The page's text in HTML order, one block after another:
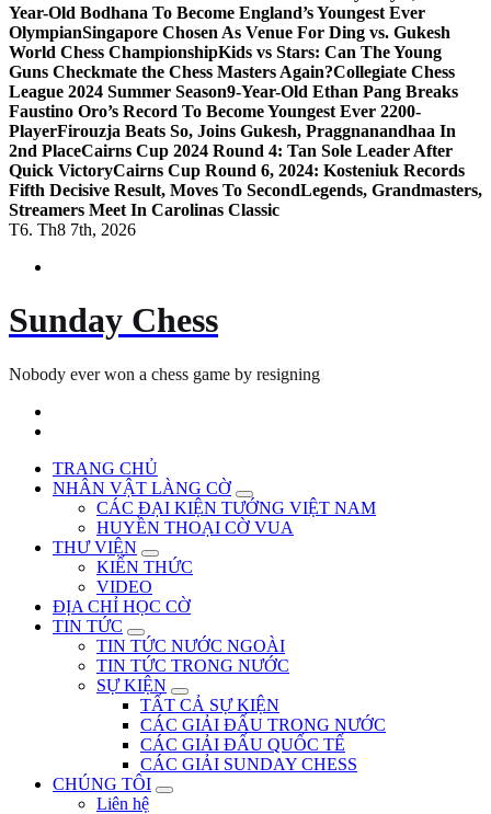
Year-Old Bodhana To Become England’s Youngest Ever
OlympianSingapore Chosen As Venue For Ding vs. Gukesh
World Chess ChampionshipKids vs Stars: Can The Young
Guns Checkmate the Chess Masters Again?Collegiate Chess
League 2024 Summer Season9-Year-Old Ethan Pang Breaks
Faustino Oro’s Record To Become Youngest Ever 2200-
PlayerFirouzja Beats So, Joins Gukesh, Praggnanandhaa In
2nd PlaceCairns Cup 2024 Round 4: Tan Sole Leader After
Quick VictoryCairns Cup Round 6, 2024: Kosteniuk Records
Fifth Decisive Result, Moves To SecondLegends, Grandmasters,
Streamers Meet In Carolinas Classic
T6. Th8 7th, 2026
Sunday Chess
Nobody ever won a chess game by resigning
TRANG CHỦ
NHÂN VẬT LÀNG CỜ
CÁC ĐẠI KIỆN TƯỚNG VIỆT NAM
HUYỀN THOẠI CỜ VUA
THƯ VIỆN
KIẾN THỨC
VIDEO
ĐỊA CHỈ HỌC CỜ
TIN TỨC
TIN TỨC NƯỚC NGOÀI
TIN TỨC TRONG NƯỚC
SỰ KIỆN
TẤT CẢ SỰ KIỆN
CÁC GIẢI ĐẤU TRONG NƯỚC
CÁC GIẢI ĐẤU QUỐC TẾ
CÁC GIẢI SUNDAY CHESS
CHÚNG TÔI
Liên hệ